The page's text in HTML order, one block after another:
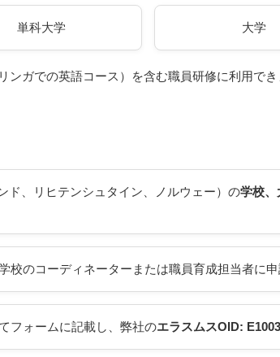
単科大学 大学
ガでの英語コース）を含む職員研修に利用でき
ド、リヒテンシュタイン、ノルウェー）の学校、
のコーディネーターまたは職員育成担当者に申
フォームに記載し、弊社のエラスムスOID: